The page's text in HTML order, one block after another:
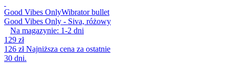
Good Vibes OnlyWibrator bullet
Good Vibes Only - Siva, różowy
Na magazynie: 1-2 dni
129 zł
126 złNajniższa cena za ostatnie
30 dni.